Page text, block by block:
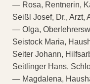
— Rosa, Rentnerin,
Seißl Josef, Dr., Arzt,
— Olga,
Seistock Maria,
Seiter Johann,
Seitlinger Hans,
— Magdalena,